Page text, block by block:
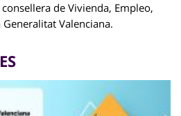
de Vivienda, Empleo,
Valenciana.